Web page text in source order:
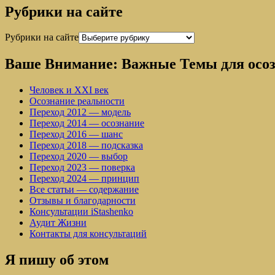
Рубрики на сайте
Рубрики на сайте
Ваше Внимание: Важные Темы для
Человек и XXI век
Осознание реальности
Переход 2012 — модель
Переход 2014 — осознание
Переход 2016 — шанс
Переход 2018 — подсказка
Переход 2020 — выбор
Переход 2023 — поверка
Переход 2024 — принцип
Все статьи — содержание
Отзывы и благодарности
Консультации iStashenko
Аудит Жизни
Контакты для консультаций
Я пишу об этом